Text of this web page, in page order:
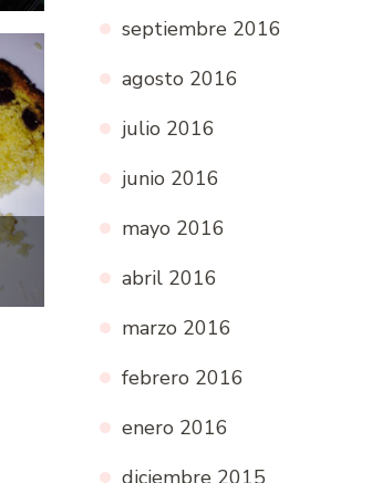
septiembre 2016
agosto 2016
julio 2016
junio 2016
mayo 2016
abril 2016
marzo 2016
febrero 2016
enero 2016
diciembre 2015